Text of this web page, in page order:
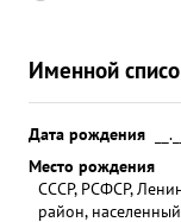
Именной
Дата рождения
Место рождения
СССР, РСФСР,
район,